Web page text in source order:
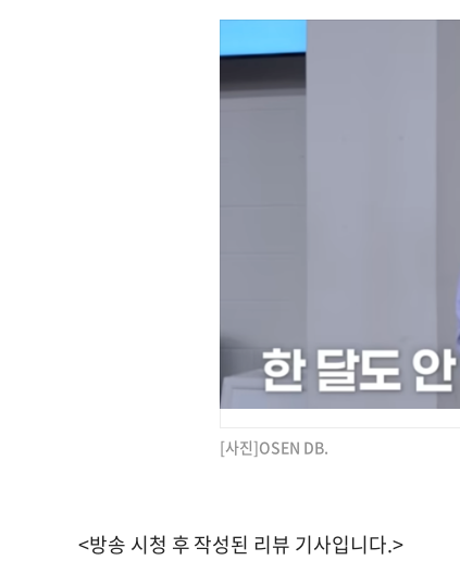
[사진]OSEN DB.
<방송 시청 후 작성된 리뷰 기사입니다.>